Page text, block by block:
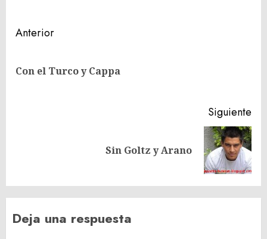
Navegación
entradas
Anterior
Con el Turco y Cappa
Siguiente
Sin Goltz y Arano
Deja una respuesta